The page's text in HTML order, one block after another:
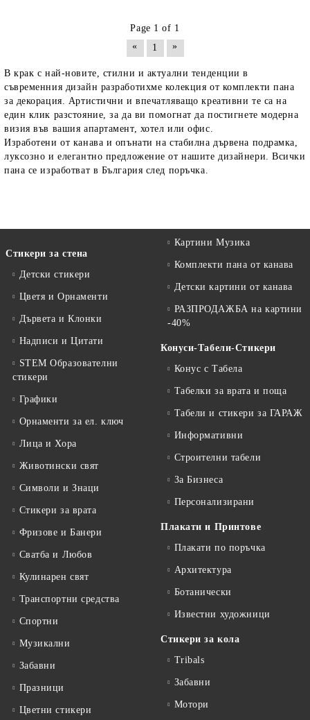
Page 1 of 1
«
1 »
В крак с най-новите, стилни и актуални тенденции в
съвременния дизайн разработихме колекция от комплекти пана
за декорация . Артистични и впечатляващо креативни те са на
един клик разстояние, за да ви помогнат да постигнете модерна
визия във вашия апартамент, хотел или офис.
Изработени от канава и опънати на стабилна дървена подрамка,
луксозно и елегантно предложение от нашите дизайнери.Всички
пана се изработват в България след поръчка.
Стикери за стена
Детски стикери
Цветя и Орнаменти
Дървета и Клонки
Надписи и Цитати
STEM Образователни
стикери
Графики
Орнаменти за ел. ключ
Лица и Хора
Животински свят
Символи и Знаци
Стикери за врата
Фризове и Банери
Сватба и Любов
Кулинарен свят
Транспортни средства
Спортни
Музикални
Забавни
Празници
Цветни стикери
Картини Музика
Комплекти пана от канава
Детски картини от канава
РАЗПРОДАЖБА на картини
-40%
Конуси-Табели-Стикери
Конус с Табела
Табелки за врата и поща
Табели и стикери за ГАРАЖ
Информативни
Строителни табели
За Бизнеса
Персонализирани
Плакати и Принтове
Плакати по поръчка
Архитектура
Ботанически
Известни художници
Стикери за кола
Tribals
Забавни
Мотори